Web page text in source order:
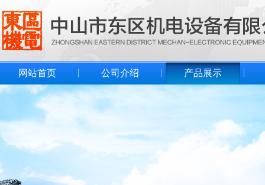
网站首页 公司介绍 产品展示